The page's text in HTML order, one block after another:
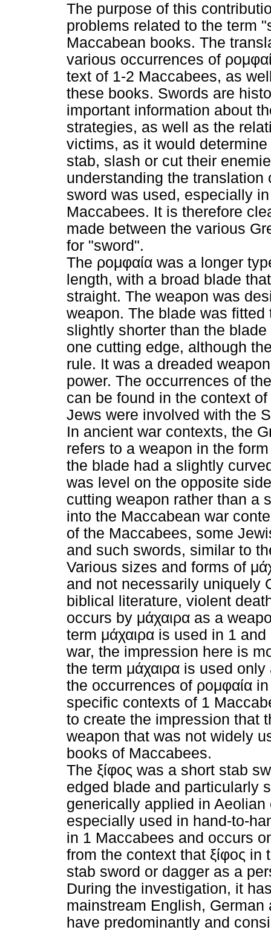
The purpose of this
problems related to the term
Maccabean books. The
various occurrences of
text of 1-2 Maccabees, as
these books. Swords are
important information about
strategies, as well as the
victims, as it would
stab, slash or cut their
understanding the
sword was used, especially
Maccabees. It is therefore
made between the various
for "sword".
The ρομφαία was a longer
length, with a broad blade
straight. The weapon was
weapon. The blade was
slightly shorter than the
one cutting edge, although
rule. It was a dreaded
power. The occurrences of
can be found in the context
Jews were involved with the
In ancient war contexts, the
refers to a weapon in the
the blade had a slightly
was level on the opposite
cutting weapon rather than a
into the Maccabean war
of the Maccabees, some
and such swords, similar to
Various sizes and forms of
and not necessarily uniquely
biblical literature, violent
occurs by μάχαιρα as a
term μάχαιρα is used in 1
war, the impression here is
the term μάχαιρα is used only
the occurrences of ρομφαία
specific contexts of 1
to create the impression that
weapon that was not widely
books of Maccabees.
The ξίφος was a short stab
edged blade and particularly
generically applied in
especially used in hand-to-
in 1 Maccabees and occurs
from the context that ξίφος in
stab sword or dagger as a
During the investigation, it
mainstream English,
have predominantly and